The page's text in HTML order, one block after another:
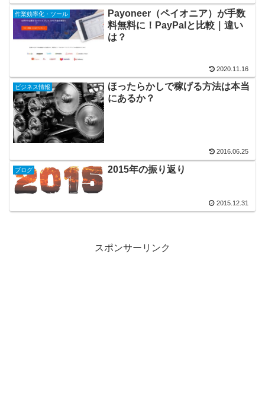
作業効率化・ツール
Payoneer（ペイオニア）が手数
料無料に！PayPalと比較｜違い
は？
2020.11.16
ビジネス情報
ほったらかしで稼げる方法は本当
にあるか？
2016.06.25
ブログ 2015年の振り返り
2015.12.31
スポンサーリンク